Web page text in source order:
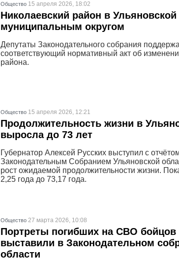
Общество 15 апреля 2026, 18:02
Николаевский район в Ульяновской
муниципальным округом
Депутаты Законодательного собрания
соответствующий нормативный акт об
района.
Общество 15 апреля 2026, 12:21
Продолжительность жизни в
выросла до 73 лет
Губернатор Алексей Русских выступил с
Законодательным Собранием Ульяновской
рост ожидаемой продолжительности жизни.
2,25 года до 73,17 года.
Общество 27 марта 2026, 10:08
Портреты погибших на СВО бойцов
выставили в Законодательном
области